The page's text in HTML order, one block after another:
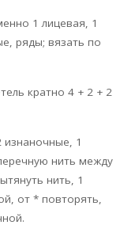
1 лицевая, 1
ряды; вязать по
кратно 4 + 2 + 2
изнаночные, 1
нить между
нить, 1
от * повторять,